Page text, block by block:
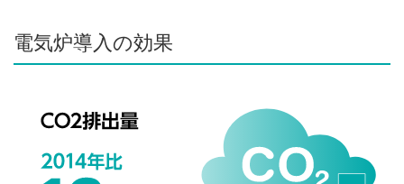
電気炉導入の効果